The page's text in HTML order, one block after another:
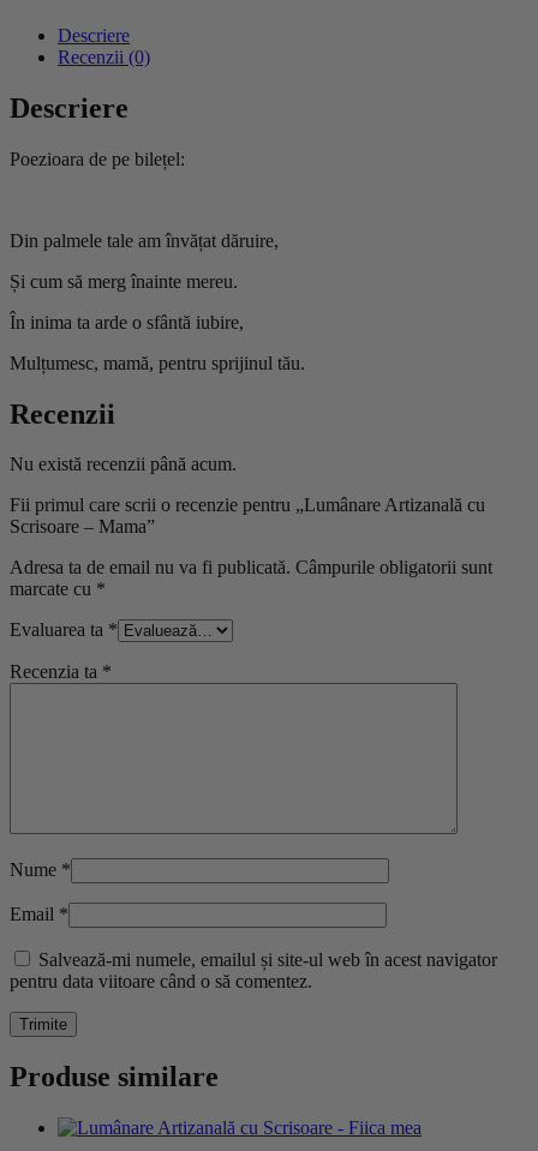
Descriere
Recenzii (0)
Descriere
Poezioara de pe bilețel:
Din palmele tale am învățat dăruire,
Și cum să merg înainte mereu.
În inima ta arde o sfântă iubire,
Mulțumesc, mamă, pentru sprijinul tău.
Recenzii
Nu există recenzii până acum.
Fii primul care scrii o recenzie pentru „Lumânare Artizanală cu
Scrisoare – Mama”
Adresa ta de email nu va fi publicată. Câmpurile obligatorii sunt
marcate cu *
Evaluarea ta *
Recenzia ta *
Nume *
Email *
Salvează-mi numele, emailul și site-ul web în acest navigator
pentru data viitoare când o să comentez.
Produse similare